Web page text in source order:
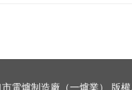
電爐制造廠（一爐業）
版